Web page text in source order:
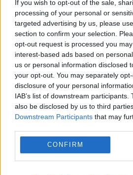
If you wish to opt-out of the sale,
processing of your personal or
targeted advertising by us, please
section to confirm your selection.
opt-out request is processed you
interest-based ads based on
us or personal information disclosed
your opt-out. You may separately
disclosure of your personal
IAB’s list of downstream
also be disclosed by us to third
Downstream Participants that may
CONFIRM
στριμώχνει την κυβέρνηση
πιο αδύναμους συμπολίτες
ξεκάθαρο κοινωνικό πρόσημο».
να αντιληφθώ την κριτική που
“συναινέσεις”», σχολίασε. «Πού
βάλει νερό στο κρασί μας;
πρέπει να έχουμε ένα πολιτικό
είναι βουτηγμένο στην
οι πολιτικές δυνάμεις με
δημοκρατικό διάλογο να
σημαίνει να συμφωνούν», τόνισε.
Ο κ. Τσουκαλάς τόνισε ότι